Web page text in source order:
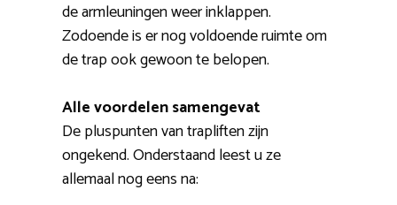
de armleuningen weer inklappen.
Zodoende is er nog voldoende ruimte om
de trap ook gewoon te belopen.
Alle voordelen samengevat
De pluspunten van trapliften zijn
ongekend. Onderstaand leest u ze
allemaal nog eens na: